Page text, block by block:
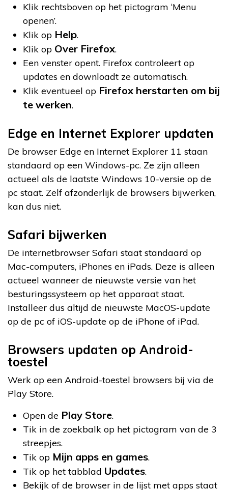
Klik rechtsboven op het pictogram ‘Menu
openen’.
Klik op Help.
Klik op Over Firefox.
Een venster opent. Firefox controleert op
updates en downloadt ze automatisch.
Klik eventueel op Firefox herstarten om bij
te werken.
Edge en Internet Explorer updaten
De browser Edge en Internet Explorer 11 staan
standaard op een Windows-pc. Ze zijn alleen
actueel als de laatste Windows 10-versie op de
pc staat. Zelf afzonderlijk de browsers bijwerken,
kan dus niet.
Safari bijwerken
De internetbrowser Safari staat standaard op
Mac-computers, iPhones en iPads. Deze is alleen
actueel wanneer de nieuwste versie van het
besturingssysteem op het apparaat staat.
Installeer dus altijd de nieuwste MacOS-update
op de pc of iOS-update op de iPhone of iPad.
Browsers updaten op Android-
toestel
Werk op een Android-toestel browsers bij via de
Play Store.
Open de Play Store.
Tik in de zoekbalk op het pictogram van de 3
streepjes.
Tik op Mijn apps en games.
Tik op het tabblad Updates.
Bekijk of de browser in de lijst met apps staat